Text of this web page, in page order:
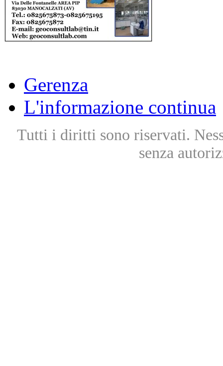
Gerenza
L'informazione continua
Tutti i diritti sono riservati.
senza